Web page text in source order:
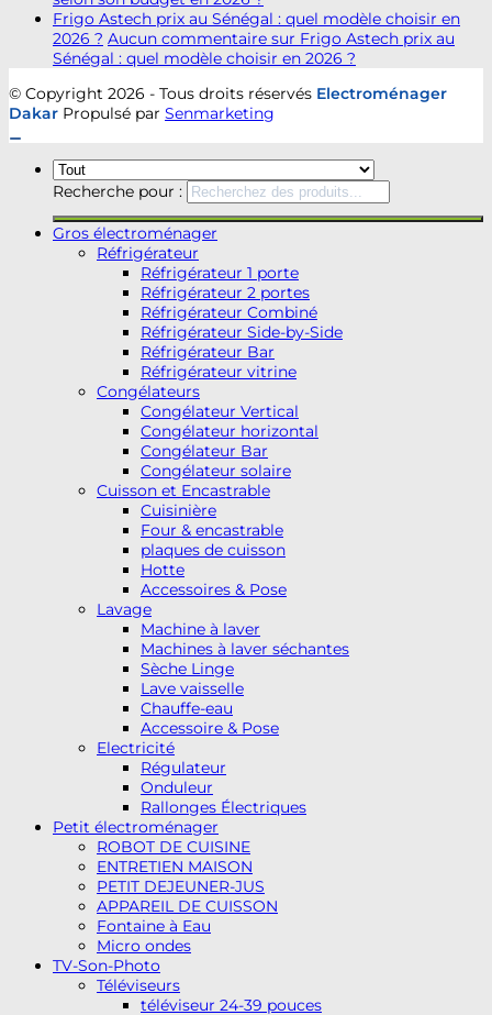
Frigo Astech prix au Sénégal : quel modèle choisir en
2026 ? Aucun commentaire sur Frigo Astech prix au
Sénégal : quel modèle choisir en 2026 ?
© Copyright 2026 - Tous droits réservés Electroménager
Dakar Propulsé par Senmarketing
Recherche pour :
Gros électroménager
Réfrigérateur
Réfrigérateur 1 porte
Réfrigérateur 2 portes
Réfrigérateur Combiné
Réfrigérateur Side-by-Side
Réfrigérateur Bar
Réfrigérateur vitrine
Congélateurs
Congélateur Vertical
Congélateur horizontal
Congélateur Bar
Congélateur solaire
Cuisson et Encastrable
Cuisinière
Four & encastrable
plaques de cuisson
Hotte
Accessoires & Pose
Lavage
Machine à laver
Machines à laver séchantes
Sèche Linge
Lave vaisselle
Chauffe-eau
Accessoire & Pose
Electricité
Régulateur
Onduleur
Rallonges Électriques
Petit électroménager
ROBOT DE CUISINE
ENTRETIEN MAISON
PETIT DEJEUNER-JUS
APPAREIL DE CUISSON
Fontaine à Eau
Micro ondes
TV-Son-Photo
Téléviseurs
téléviseur 24-39 pouces